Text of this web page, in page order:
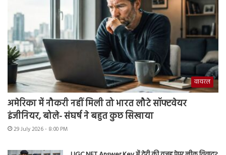
वायरल
अमेरिका में नौकरी नहीं मिली तो भारत लौटे सॉफ्टवेयर
इंजीनियर, बोले- संघर्ष ने बहुत कुछ सिखाया
29 July 2026 - 8:00 PM